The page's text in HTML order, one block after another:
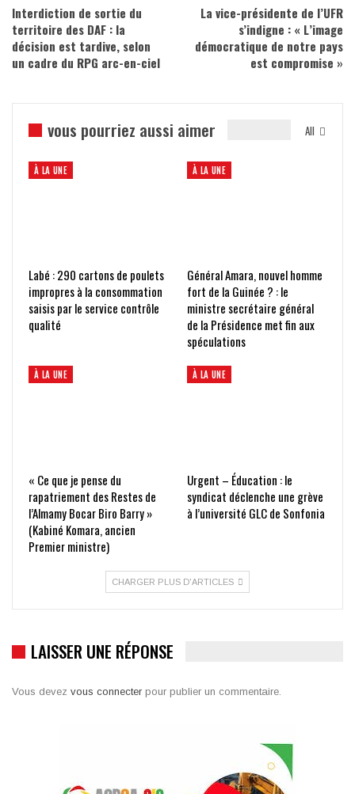
Interdiction de sortie du
territoire des DAF : la
décision est tardive, selon
un cadre du RPG arc-en-ciel
La vice-présidente de l’UFR
s’indigne : « L’image
démocratique de notre pays
est compromise »
All
vous pourriez aussi aimer
À LA UNE
Labé : 290 cartons de poulets
impropres à la consommation
saisis par le service contrôle
qualité
À LA UNE
Général Amara, nouvel homme
fort de la Guinée ? : le
ministre secrétaire général
de la Présidence met fin aux
spéculations
À LA UNE
« Ce que je pense du
rapatriement des Restes de
l’Almamy Bocar Biro Barry »
(Kabiné Komara, ancien
Premier ministre)
À LA UNE
Urgent – Éducation : le
syndicat déclenche une grève
à l’université GLC de Sonfonia
CHARGER PLUS D'ARTICLES
LAISSER UNE RÉPONSE
Vous devez vous connecter pour publier un commentaire.